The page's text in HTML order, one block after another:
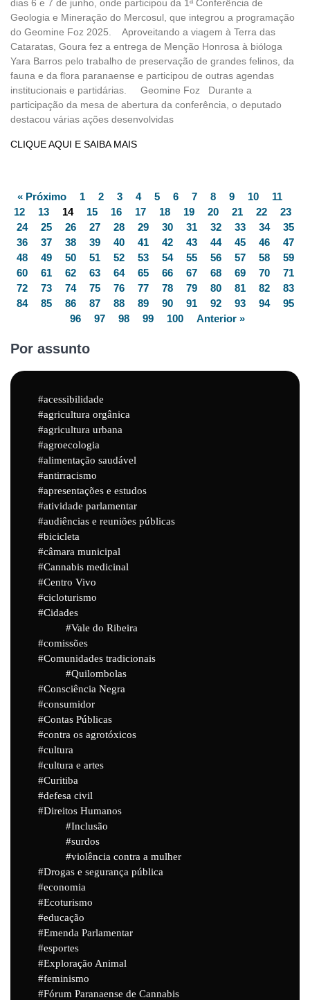
dias 6 e 7 de junho, onde participou da 1ª Conferência de
Geologia e Mineração do Mercosul, que integrou a programação
do Geomine Foz 2025. Aproveitando a viagem à Terra das
Cataratas, Goura fez a entrega de Menção Honrosa à bióloga
Yara Barros pelo trabalho de preservação de grandes felinos, da
fauna e da flora paranaense e participou de outras agendas
institucionais e partidárias. Geomine Foz Durante a
participação da mesa de abertura da conferência, o deputado
destacou várias ações desenvolvidas
CLIQUE AQUI E SAIBA MAIS
« Próximo 1 2 3 4 5 6 7 8 9 10
11
12
13 14 15 16 17 18 19 20 21 22
23
24
25 26 27 28 29 30 31 32 33 34
35
36
37 38 39 40 41 42 43 44 45 46
47
48
49 50 51 52 53 54 55 56 57 58
59
60
61 62 63 64 65 66 67 68 69 70
71
72
73 74 75 76 77 78 79 80 81 82
83
84
85 86 87 88 89 90 91 92 93 94
95
96
97 98 99 100 Anterior »
Por assunto
acessibilidade
agricultura orgânica
agricultura urbana
agroecologia
alimentação saudável
antirracismo
apresentações e estudos
atividade parlamentar
audiências e reuniões públicas
bicicleta
câmara municipal
Cannabis medicinal
Centro Vivo
cicloturismo
Cidades
Vale do Ribeira
comissões
Comunidades tradicionais
Quilombolas
Consciência Negra
consumidor
Contas Públicas
contra os agrotóxicos
cultura
cultura e artes
Curitiba
defesa civil
Direitos Humanos
Inclusão
surdos
violência contra a mulher
Drogas e segurança pública
economia
Ecoturismo
educação
Emenda Parlamentar
esportes
Exploração Animal
feminismo
Fórum Paranaense de Cannabis